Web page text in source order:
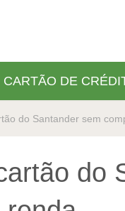
CARTÃO DE
do Santander sem
do